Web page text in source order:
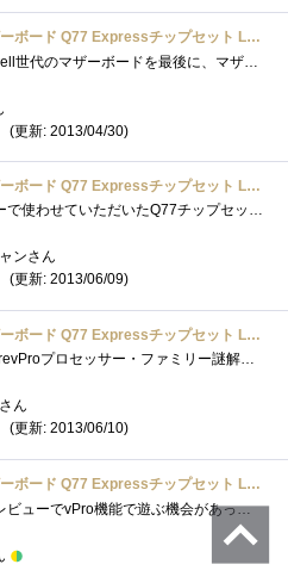
Q77 Expressチップセット LGA1155 BOXDQ77MK 【Micro-ATX】
(更新: 2013/04/30)
Q77 Expressチップセット LGA1155 BOXDQ77MK 【Micro-ATX】
ンさん
(更新: 2013/06/09)
Q77 Expressチップセット LGA1155 BOXDQ77MK 【Micro-ATX】
ん
(更新: 2013/06/10)
Q77 Expressチップセット LGA1155 BOXDQ77MK 【Micro-ATX】
プレミアムレビューでvPro機能で遊ぶ機会があったためいろいろと活用できました。電源オフでも遠隔操作できたり、仮想マシンでPCIスロットにア�...